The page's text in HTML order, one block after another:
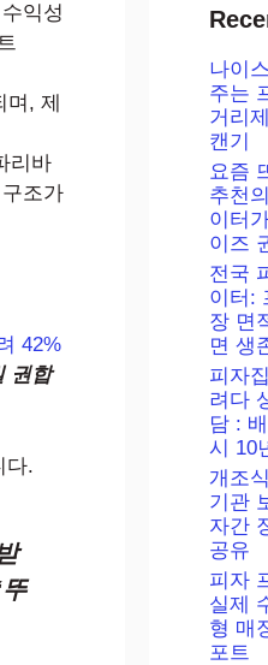
익성
, 제
리바
조가
42%
권합
다.
나이
주는
거리
캔기
요즘
추천
이터
이즈
전국
이터:
장 면
면 생
피자
려다
담 :
시 10
개조
기관
자간
공유
피자
실제
형 매
포트